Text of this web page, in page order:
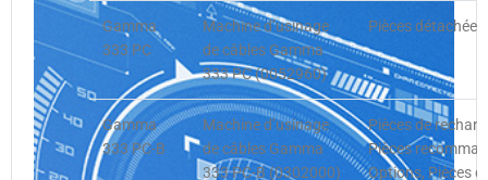
Gamma
333 PC
Machine d’usinage
de câbles Gamma
333 PC (0052960)
Pièces
Gamma
333 PC-B
Machine d’usinage
de câbles Gamma
333 PC-B (0302000)
Pièces de
Pièces
Options, Pièces